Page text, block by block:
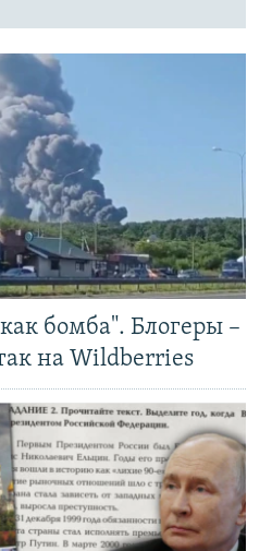
бомба". Блогеры –
на Wildberries